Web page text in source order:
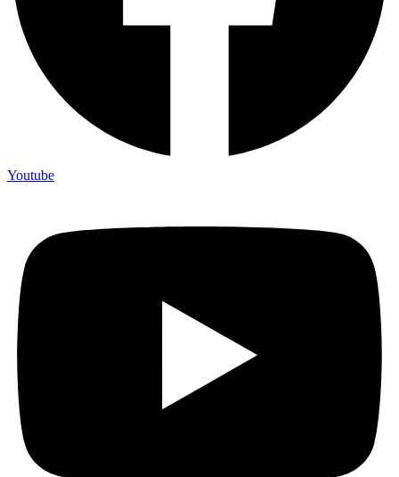
Youtube